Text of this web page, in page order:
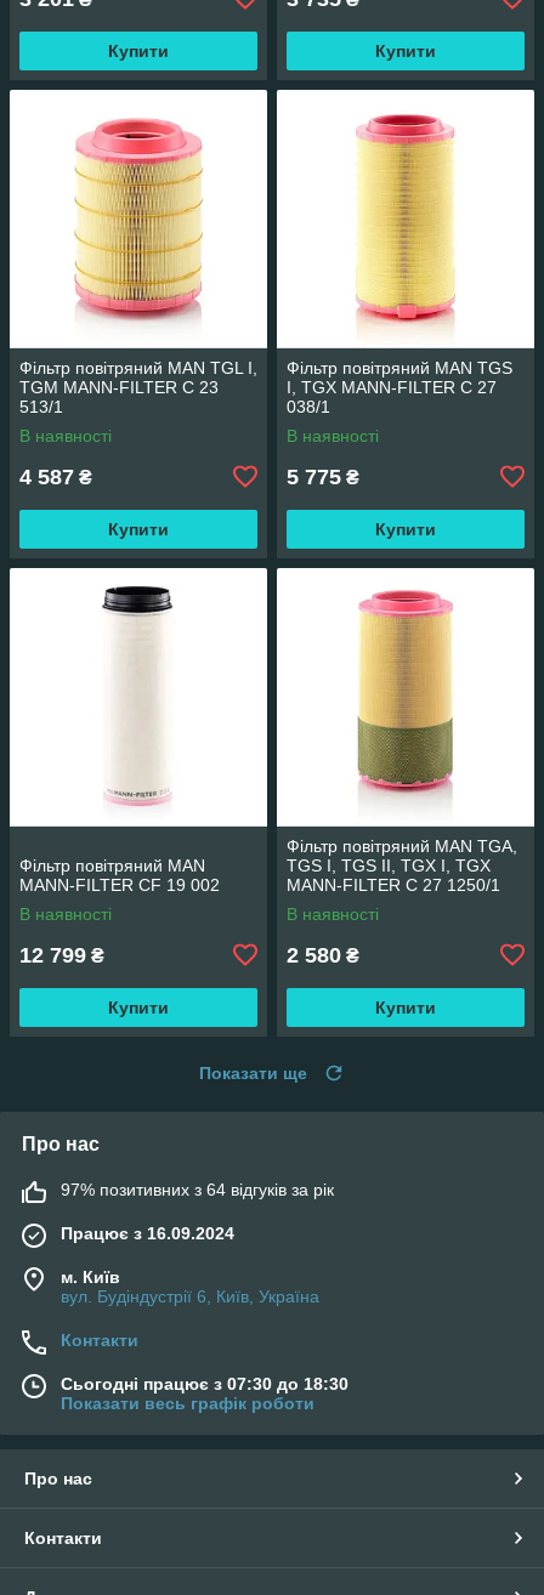
Купити Купити
Фільтр повітряний MAN TGL I,
TGM MANN-FILTER C 23
513/1
В наявності
4 587 ₴
Купити
Фільтр повітряний MAN TGS
I, TGX MANN-FILTER C 27
038/1
В наявності
5 775 ₴
Купити
Фільтр повітряний MAN
MANN-FILTER CF 19 002
В наявності
12 799 ₴
Купити
Фільтр повітряний MAN TGA,
TGS I, TGS II, TGX I, TGX
MANN-FILTER C 27 1250/1
В наявності
2 580 ₴
Купити
Показати ще
Про нас
97% позитивних з 64 відгуків за рік
Працює з 16.09.2024
м. Київ
вул. Будіндустрії 6, Київ, Україна
Контакти
Сьогодні працює з 07:30 до 18:30
Показати весь графік роботи
Про нас
Контакти